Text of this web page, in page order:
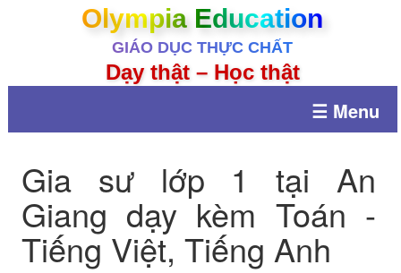
Olympia Education
GIÁO DỤC THỰC CHẤT
Dạy thật – Học thật
☰ Menu
Gia sư lớp 1 tại An
Giang dạy kèm Toán -
Tiếng Việt, Tiếng Anh